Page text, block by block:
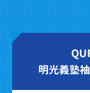
明光義塾